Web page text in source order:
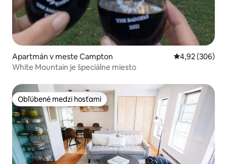
Apartmán v meste Campton Priemerné
4,92 (306)
White Mountain je špeciálne miesto
Obľúbené medzi hosťami
Obľúbené medzi hosťami